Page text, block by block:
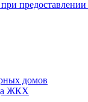
домов
ЖКХ